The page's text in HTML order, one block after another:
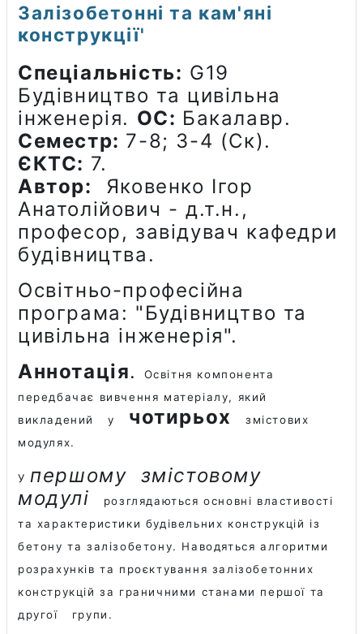
Залізобетонні та кам'яні
конструкції'
Спеціальність: G19
Будівництво та цивільна
інженерія. ОС: Бакалавр.
Семестр: 7-8; 3-4 (Ск).
ЄКТС: 7.
Автор: Яковенко Ігор
Анатолійович - д.т.н.,
професор, завідувач кафедри
будівництва.
Освітньо-професійна
програма: "Будівництво та
цивільна інженерія".
Аннотація.
Освітня компонента
передбачає вивчення матеріалу, який
викладений
у чотирьох
змістових
модулях.
У першому
змістовому
модулі
розглядаються основні властивості
та характеристики будівельних конструкцій із
бетону та залізобетону. Наводяться алгоритми
розрахунків та проєктування залізобетонних
конструкцій за граничними станами першої та
другої
групи.